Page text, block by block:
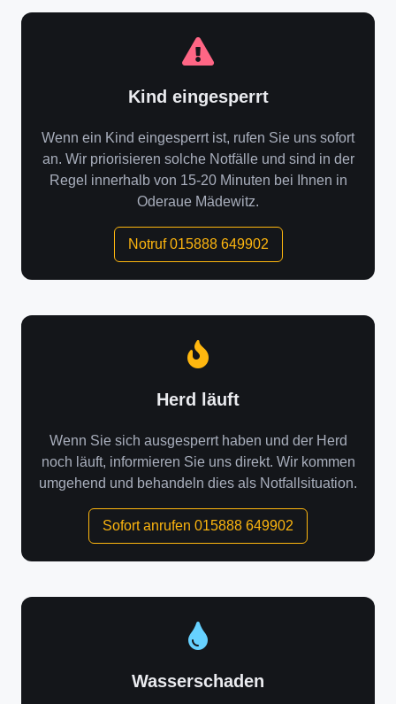
Kind eingesperrt
Wenn ein Kind eingesperrt ist, rufen Sie uns sofort
an. Wir priorisieren solche Notfälle und sind in der
Regel innerhalb von 15-20 Minuten bei Ihnen in
Oderaue Mädewitz.
Notruf 015888 649902
Herd läuft
Wenn Sie sich ausgesperrt haben und der Herd
noch läuft, informieren Sie uns direkt. Wir kommen
umgehend und behandeln dies als Notfallsituation.
Sofort anrufen 015888 649902
Wasserschaden